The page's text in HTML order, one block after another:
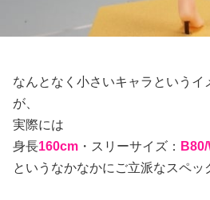
なんとなく小さいキャラというイ
が、
実際には
身長160cm ・スリーサイズ：
というなかなかにご立派なスペッ